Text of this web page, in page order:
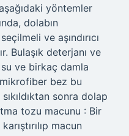
yöntemler
dolabın
ve aşındırıcı
Bulaşık deterjanı ve
su ve birkaç damla
mikrofiber bez bu
sıkıldıktan sonra dolap
tozu macunu : Bir
macun